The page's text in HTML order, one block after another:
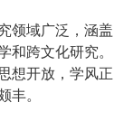
领域广泛，涵盖
和跨文化研究。
想开放，学风正
丰。